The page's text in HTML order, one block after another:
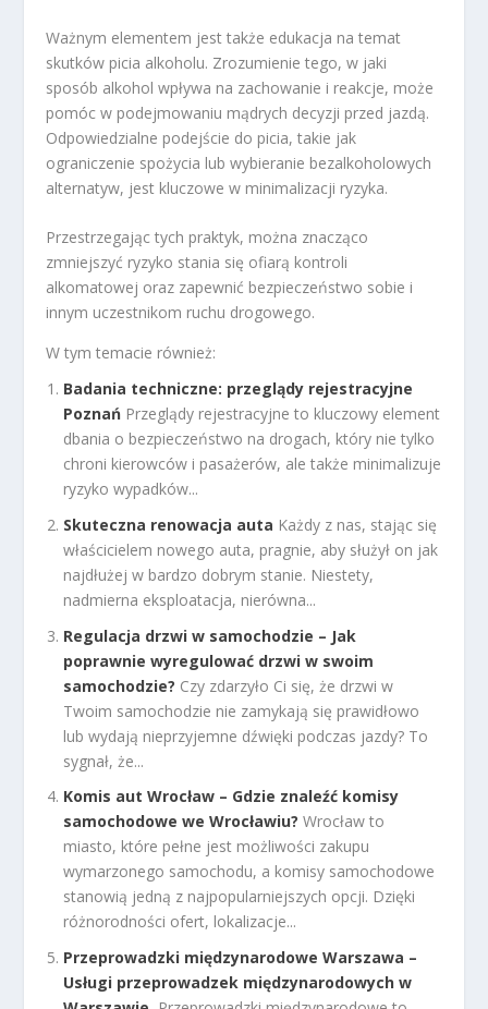
Ważnym elementem jest także edukacja na temat
skutków picia alkoholu. Zrozumienie tego, w jaki
sposób alkohol wpływa na zachowanie i reakcje, może
pomóc w podejmowaniu mądrych decyzji przed jazdą.
Odpowiedzialne podejście do picia, takie jak
ograniczenie spożycia lub wybieranie bezalkoholowych
alternatyw, jest kluczowe w minimalizacji ryzyka.
Przestrzegając tych praktyk, można znacząco
zmniejszyć ryzyko stania się ofiarą kontroli
alkomatowej oraz zapewnić bezpieczeństwo sobie i
innym uczestnikom ruchu drogowego.
W tym temacie również:
Badania techniczne: przeglądy rejestracyjne
Poznań Przeglądy rejestracyjne to kluczowy element
dbania o bezpieczeństwo na drogach, który nie tylko
chroni kierowców i pasażerów, ale także minimalizuje
ryzyko wypadków...
Skuteczna renowacja auta Każdy z nas, stając się
właścicielem nowego auta, pragnie, aby służył on jak
najdłużej w bardzo dobrym stanie. Niestety,
nadmierna eksploatacja, nierówna...
Regulacja drzwi w samochodzie – Jak
poprawnie wyregulować drzwi w swoim
samochodzie? Czy zdarzyło Ci się, że drzwi w
Twoim samochodzie nie zamykają się prawidłowo
lub wydają nieprzyjemne dźwięki podczas jazdy? To
sygnał, że...
Komis aut Wrocław – Gdzie znaleźć komisy
samochodowe we Wrocławiu? Wrocław to
miasto, które pełne jest możliwości zakupu
wymarzonego samochodu, a komisy samochodowe
stanowią jedną z najpopularniejszych opcji. Dzięki
różnorodności ofert, lokalizacje...
Przeprowadzki międzynarodowe Warszawa –
Usługi przeprowadzek międzynarodowych w